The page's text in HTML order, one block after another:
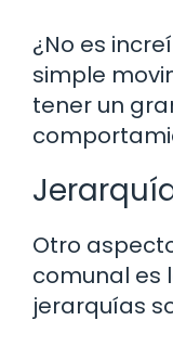
¿No es
simple
tener un
Otro
comunal es
jerarquías